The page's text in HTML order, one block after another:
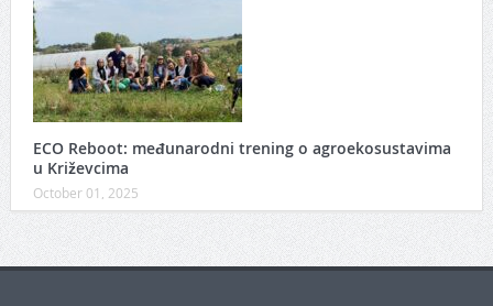
ECO Reboot: međunarodni trening o agroekosustavima
u Križevcima
October 01, 2025